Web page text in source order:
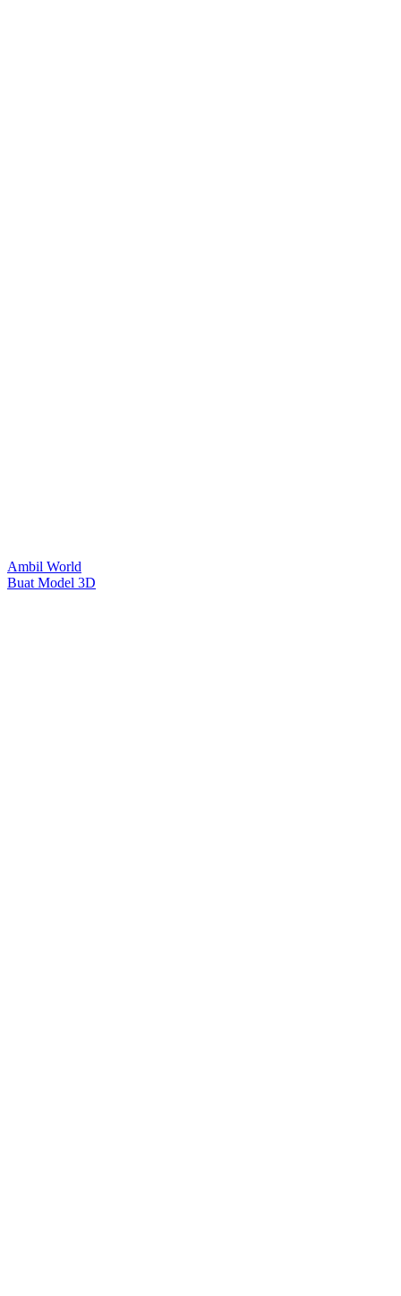
Ambil World
Buat Model 3D